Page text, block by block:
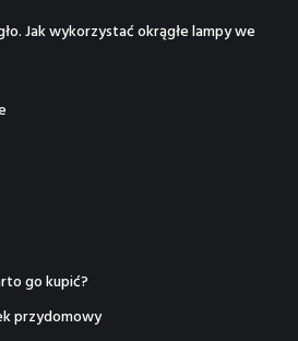
Jak wykorzystać okrągłe lampy we
go kupić?
przydomowy